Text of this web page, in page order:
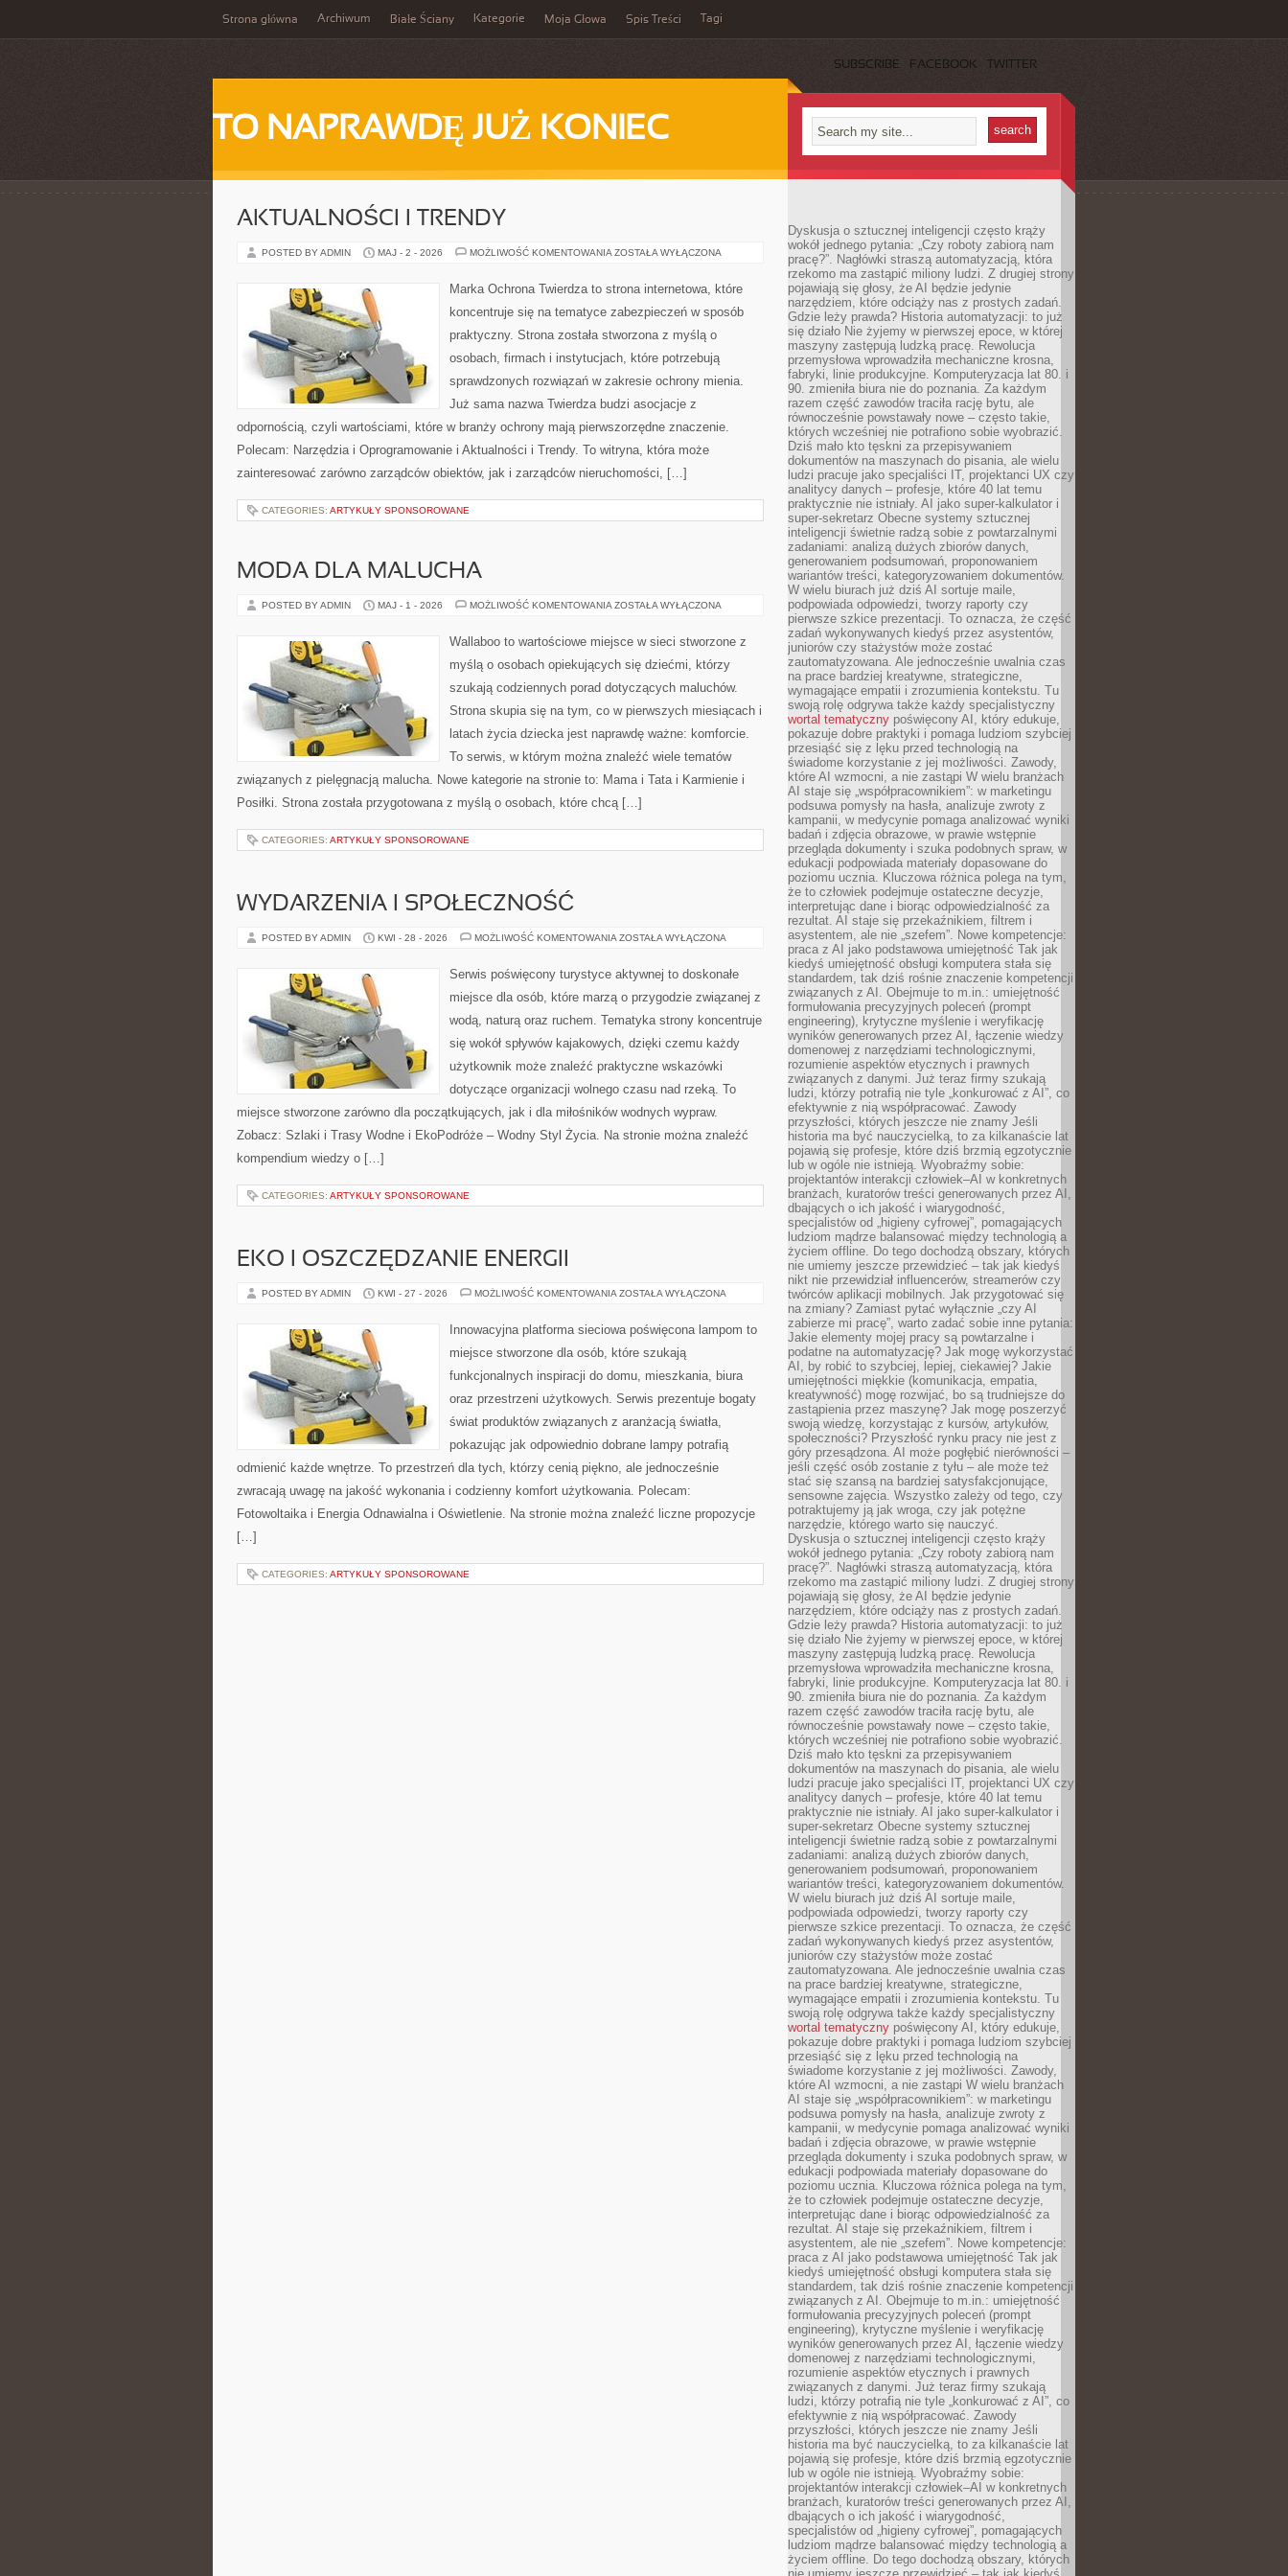
Strona główna Archiwum Białe Ściany Kategorie Moja Głowa Spis Treści Tagi
SUBSCRIBE FACEBOOK TWITTER
TO NAPRAWDĘ JUŻ KONIEC
AKTUALNOŚCI I TRENDY
POSTED BY ADMIN MAJ - 2 - 2026 MOŻLIWOŚĆ KOMENTOWANIA AKTUALNOŚCI
ZOSTAŁA WYŁĄCZONA
Marka Ochrona Twierdza to strona internetowa, które
koncentruje się na tematyce zabezpieczeń w sposób
praktyczny. Strona została stworzona z myślą o
osobach, firmach i instytucjach, które potrzebują
sprawdzonych rozwiązań w zakresie ochrony mienia.
Już sama nazwa Twierdza budzi asocjacje z
odpornością, czyli wartościami, które w branży ochrony mają pierwszorzędne znaczenie.
Polecam: Narzędzia i Oprogramowanie i Aktualności i Trendy. To witryna, która może
zainteresować zarówno zarządców obiektów, jak i zarządców nieruchomości, […]
CATEGORIES: ARTYKUŁY SPONSOROWANE
MODA DLA MALUCHA
POSTED BY ADMIN MAJ - 1 - 2026 MOŻLIWOŚĆ KOMENTOWANIA MODA
ZOSTAŁA WYŁĄCZONA
Wallaboo to wartościowe miejsce w sieci stworzone z
myślą o osobach opiekujących się dziećmi, którzy
szukają codziennych porad dotyczących maluchów.
Strona skupia się na tym, co w pierwszych miesiącach i
latach życia dziecka jest naprawdę ważne: komforcie.
To serwis, w którym można znaleźć wiele tematów
związanych z pielęgnacją malucha. Nowe kategorie na stronie to: Mama i Tata i Karmienie i
Posiłki. Strona została przygotowana z myślą o osobach, które chcą […]
CATEGORIES: ARTYKUŁY SPONSOROWANE
WYDARZENIA I SPOŁECZNOŚĆ
POSTED BY ADMIN KWI - 28 - 2026 MOŻLIWOŚĆ KOMENTOWANIA WYDARZENIA
ZOSTAŁA WYŁĄCZONA
Serwis poświęcony turystyce aktywnej to doskonałe
miejsce dla osób, które marzą o przygodzie związanej z
wodą, naturą oraz ruchem. Tematyka strony koncentruje
się wokół spływów kajakowych, dzięki czemu każdy
użytkownik może znaleźć praktyczne wskazówki
dotyczące organizacji wolnego czasu nad rzeką. To
miejsce stworzone zarówno dla początkujących, jak i dla miłośników wodnych wypraw.
Zobacz: Szlaki i Trasy Wodne i EkoPodróże – Wodny Styl Życia. Na stronie można znaleźć
kompendium wiedzy o […]
CATEGORIES: ARTYKUŁY SPONSOROWANE
EKO I OSZCZĘDZANIE ENERGII
POSTED BY ADMIN KWI - 27 - 2026 MOŻLIWOŚĆ KOMENTOWANIA EKO
ENERGII
ZOSTAŁA WYŁĄCZONA
Innowacyjna platforma sieciowa poświęcona lampom to
miejsce stworzone dla osób, które szukają
funkcjonalnych inspiracji do domu, mieszkania, biura
oraz przestrzeni użytkowych. Serwis prezentuje bogaty
świat produktów związanych z aranżacją światła,
pokazując jak odpowiednio dobrane lampy potrafią
odmienić każde wnętrze. To przestrzeń dla tych, którzy cenią piękno, ale jednocześnie
zwracają uwagę na jakość wykonania i codzienny komfort użytkowania. Polecam:
Fotowoltaika i Energia Odnawialna i Oświetlenie. Na stronie można znaleźć liczne propozycje
[…]
CATEGORIES: ARTYKUŁY SPONSOROWANE
Dyskusja o sztucznej inteligencji często krąży
wokół jednego pytania: „Czy roboty zabiorą nam
pracę?”. Nagłówki straszą automatyzacją, która
rzekomo ma zastąpić miliony ludzi. Z drugiej strony
pojawiają się głosy, że AI będzie jedynie
narzędziem, które odciąży nas z prostych zadań.
Gdzie leży prawda? Historia automatyzacji: to już
się działo Nie żyjemy w pierwszej epoce, w której
maszyny zastępują ludzką pracę. Rewolucja
przemysłowa wprowadziła mechaniczne krosna,
fabryki, linie produkcyjne. Komputeryzacja lat 80. i
90. zmieniła biura nie do poznania. Za każdym
razem część zawodów traciła rację bytu, ale
równocześnie powstawały nowe – często takie,
których wcześniej nie potrafiono sobie wyobrazić.
Dziś mało kto tęskni za przepisywaniem
dokumentów na maszynach do pisania, ale wielu
ludzi pracuje jako specjaliści IT, projektanci UX czy
analitycy danych – profesje, które 40 lat temu
praktycznie nie istniały. AI jako super-kalkulator i
super-sekretarz Obecne systemy sztucznej
inteligencji świetnie radzą sobie z powtarzalnymi
zadaniami: analizą dużych zbiorów danych,
generowaniem podsumowań, proponowaniem
wariantów treści, kategoryzowaniem dokumentów.
W wielu biurach już dziś AI sortuje maile,
podpowiada odpowiedzi, tworzy raporty czy
pierwsze szkice prezentacji. To oznacza, że część
zadań wykonywanych kiedyś przez asystentów,
juniorów czy stażystów może zostać
zautomatyzowana. Ale jednocześnie uwalnia czas
na prace bardziej kreatywne, strategiczne,
wymagające empatii i zrozumienia kontekstu. Tu
swoją rolę odgrywa także każdy specjalistyczny
wortal tematyczny poświęcony AI, który edukuje,
pokazuje dobre praktyki i pomaga ludziom szybciej
przesiąść się z lęku przed technologią na
świadome korzystanie z jej możliwości. Zawody,
które AI wzmocni, a nie zastąpi W wielu branżach
AI staje się „współpracownikiem”: w marketingu
podsuwa pomysły na hasła, analizuje zwroty z
kampanii, w medycynie pomaga analizować wyniki
badań i zdjęcia obrazowe, w prawie wstępnie
przegląda dokumenty i szuka podobnych spraw, w
edukacji podpowiada materiały dopasowane do
poziomu ucznia. Kluczowa różnica polega na tym,
że to człowiek podejmuje ostateczne decyzje,
interpretując dane i biorąc odpowiedzialność za
rezultat. AI staje się przekaźnikiem, filtrem i
asystentem, ale nie „szefem”. Nowe kompetencje:
praca z AI jako podstawowa umiejętność Tak jak
kiedyś umiejętność obsługi komputera stała się
standardem, tak dziś rośnie znaczenie kompetencji
związanych z AI. Obejmuje to m.in.: umiejętność
formułowania precyzyjnych poleceń (prompt
engineering), krytyczne myślenie i weryfikację
wyników generowanych przez AI, łączenie wiedzy
domenowej z narzędziami technologicznymi,
rozumienie aspektów etycznych i prawnych
związanych z danymi. Już teraz firmy szukają
ludzi, którzy potrafią nie tyle „konkurować z AI”, co
efektywnie z nią współpracować. Zawody
przyszłości, których jeszcze nie znamy Jeśli
historia ma być nauczycielką, to za kilkanaście lat
pojawią się profesje, które dziś brzmią egzotycznie
lub w ogóle nie istnieją. Wyobraźmy sobie:
projektantów interakcji człowiek–AI w konkretnych
branżach, kuratorów treści generowanych przez AI,
dbających o ich jakość i wiarygodność,
specjalistów od „higieny cyfrowej”, pomagających
ludziom mądrze balansować między technologią a
życiem offline. Do tego dochodzą obszary, których
nie umiemy jeszcze przewidzieć – tak jak kiedyś
nikt nie przewidział influencerów, streamerów czy
twórców aplikacji mobilnych. Jak przygotować się
na zmiany? Zamiast pytać wyłącznie „czy AI
zabierze mi pracę”, warto zadać sobie inne pytania:
Jakie elementy mojej pracy są powtarzalne i
podatne na automatyzację? Jak mogę wykorzystać
AI, by robić to szybciej, lepiej, ciekawiej? Jakie
umiejętności miękkie (komunikacja, empatia,
kreatywność) mogę rozwijać, bo są trudniejsze do
zastąpienia przez maszynę? Jak mogę poszerzyć
swoją wiedzę, korzystając z kursów, artykułów,
społeczności? Przyszłość rynku pracy nie jest z
góry przesądzona. AI może pogłębić nierówności –
jeśli część osób zostanie z tyłu – ale może też
stać się szansą na bardziej satysfakcjonujące,
sensowne zajęcia. Wszystko zależy od tego, czy
potraktujemy ją jak wroga, czy jak potężne
narzędzie, którego warto się nauczyć.
Dyskusja o sztucznej inteligencji często krąży
wokół jednego pytania: „Czy roboty zabiorą nam
pracę?”. Nagłówki straszą automatyzacją, która
rzekomo ma zastąpić miliony ludzi. Z drugiej strony
pojawiają się głosy, że AI będzie jedynie
narzędziem, które odciąży nas z prostych zadań.
Gdzie leży prawda? Historia automatyzacji: to już
się działo Nie żyjemy w pierwszej epoce, w której
maszyny zastępują ludzką pracę. Rewolucja
przemysłowa wprowadziła mechaniczne krosna,
fabryki, linie produkcyjne. Komputeryzacja lat 80. i
90. zmieniła biura nie do poznania. Za każdym
razem część zawodów traciła rację bytu, ale
równocześnie powstawały nowe – często takie,
których wcześniej nie potrafiono sobie wyobrazić.
Dziś mało kto tęskni za przepisywaniem
dokumentów na maszynach do pisania, ale wielu
ludzi pracuje jako specjaliści IT, projektanci UX czy
analitycy danych – profesje, które 40 lat temu
praktycznie nie istniały. AI jako super-kalkulator i
super-sekretarz Obecne systemy sztucznej
inteligencji świetnie radzą sobie z powtarzalnymi
zadaniami: analizą dużych zbiorów danych,
generowaniem podsumowań, proponowaniem
wariantów treści, kategoryzowaniem dokumentów.
W wielu biurach już dziś AI sortuje maile,
podpowiada odpowiedzi, tworzy raporty czy
pierwsze szkice prezentacji. To oznacza, że część
zadań wykonywanych kiedyś przez asystentów,
juniorów czy stażystów może zostać
zautomatyzowana. Ale jednocześnie uwalnia czas
na prace bardziej kreatywne, strategiczne,
wymagające empatii i zrozumienia kontekstu. Tu
swoją rolę odgrywa także każdy specjalistyczny
wortal tematyczny poświęcony AI, który edukuje,
pokazuje dobre praktyki i pomaga ludziom szybciej
przesiąść się z lęku przed technologią na
świadome korzystanie z jej możliwości. Zawody,
które AI wzmocni, a nie zastąpi W wielu branżach
AI staje się „współpracownikiem”: w marketingu
podsuwa pomysły na hasła, analizuje zwroty z
kampanii, w medycynie pomaga analizować wyniki
badań i zdjęcia obrazowe, w prawie wstępnie
przegląda dokumenty i szuka podobnych spraw, w
edukacji podpowiada materiały dopasowane do
poziomu ucznia. Kluczowa różnica polega na tym,
że to człowiek podejmuje ostateczne decyzje,
interpretując dane i biorąc odpowiedzialność za
rezultat. AI staje się przekaźnikiem, filtrem i
asystentem, ale nie „szefem”. Nowe kompetencje:
praca z AI jako podstawowa umiejętność Tak jak
kiedyś umiejętność obsługi komputera stała się
standardem, tak dziś rośnie znaczenie kompetencji
związanych z AI. Obejmuje to m.in.: umiejętność
formułowania precyzyjnych poleceń (prompt
engineering), krytyczne myślenie i weryfikację
wyników generowanych przez AI, łączenie wiedzy
domenowej z narzędziami technologicznymi,
rozumienie aspektów etycznych i prawnych
związanych z danymi. Już teraz firmy szukają
ludzi, którzy potrafią nie tyle „konkurować z AI”, co
efektywnie z nią współpracować. Zawody
przyszłości, których jeszcze nie znamy Jeśli
historia ma być nauczycielką, to za kilkanaście lat
pojawią się profesje, które dziś brzmią egzotycznie
lub w ogóle nie istnieją. Wyobraźmy sobie:
projektantów interakcji człowiek–AI w konkretnych
branżach, kuratorów treści generowanych przez AI,
dbających o ich jakość i wiarygodność,
specjalistów od „higieny cyfrowej”, pomagających
ludziom mądrze balansować między technologią a
życiem offline. Do tego dochodzą obszary, których